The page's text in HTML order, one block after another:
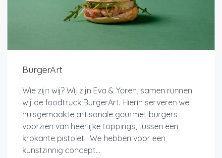
BurgerArt
Wie zijn wij? Wij zijn Eva & Yoren, samen runnen
wij de foodtruck BurgerArt. Hierin serveren we
huisgemaakte artisanale gourmet burgers
voorzien van heerlijke toppings, tussen een
krokante pistolet. We hebben voor een
kunstzinnig concept...